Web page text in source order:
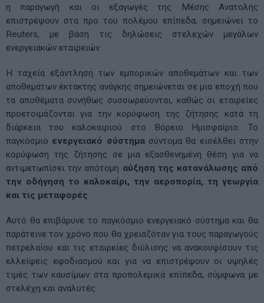
η παραγωγή και οι εξαγωγές της Μέσης Ανατολής
επιστρέψουν στα προ του πολέμου επίπεδα, σημειώνει το
Reuters, με βάση τις δηλώσεις στελεχών μεγάλων
ενεργειακών εταιρειών.
Η ταχεία εξάντληση των εμπορικών αποθεμάτων και των
αποθεμάτων έκτακτης ανάγκης σημειώνεται σε μια εποχή που
τα αποθέματα συνήθως συσσωρεύονται, καθώς οι εταιρείες
προετοιμάζονται για την κορύφωση της ζήτησης κατά τη
διάρκεια του καλοκαιριού στο Βόρειο Ημισφαίριο. Το
παγκόσμιο ενεργειακό σύστημασύντομα θα εισέλθει στην
κορύφωση της ζήτησης σε μια εξασθενημένη θέση για να
αντιμετωπίσει την απότομη αύξηση της κατανάλωσης από
την οδήγηση το καλοκαίρι, την αεροπορία, τη γεωργία
και τις μεταφορές.
Αυτό θα επιβάρυνε το παγκόσμιο ενεργειακό σύστημα και θα
παράτεινε τον χρόνο που θα χρειαζόταν για τους παραγωγούς
πετρελαίου και τις εταιρείες διύλισης να ανακουφίσουν τις
ελλείψεις εφοδιασμού και για να επιστρέψουν οι υψηλές
τιμές των καυσίμων στα προπολεμικά επίπεδα, σύμφωνα με
στελέχη και αναλυτές.